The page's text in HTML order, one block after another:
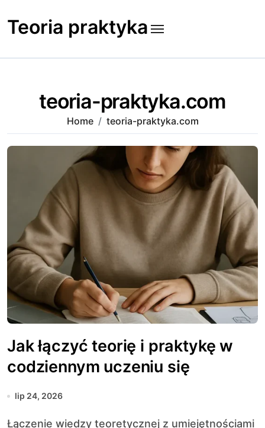
to
content
Teoria praktyka
teoria-praktyka.com
Home teoria-praktyka.com
Jak łączyć teorię i praktykę w
codziennym uczeniu się
lip 24, 2026
Łączenie wiedzy teoretycznej z umiejętnościami